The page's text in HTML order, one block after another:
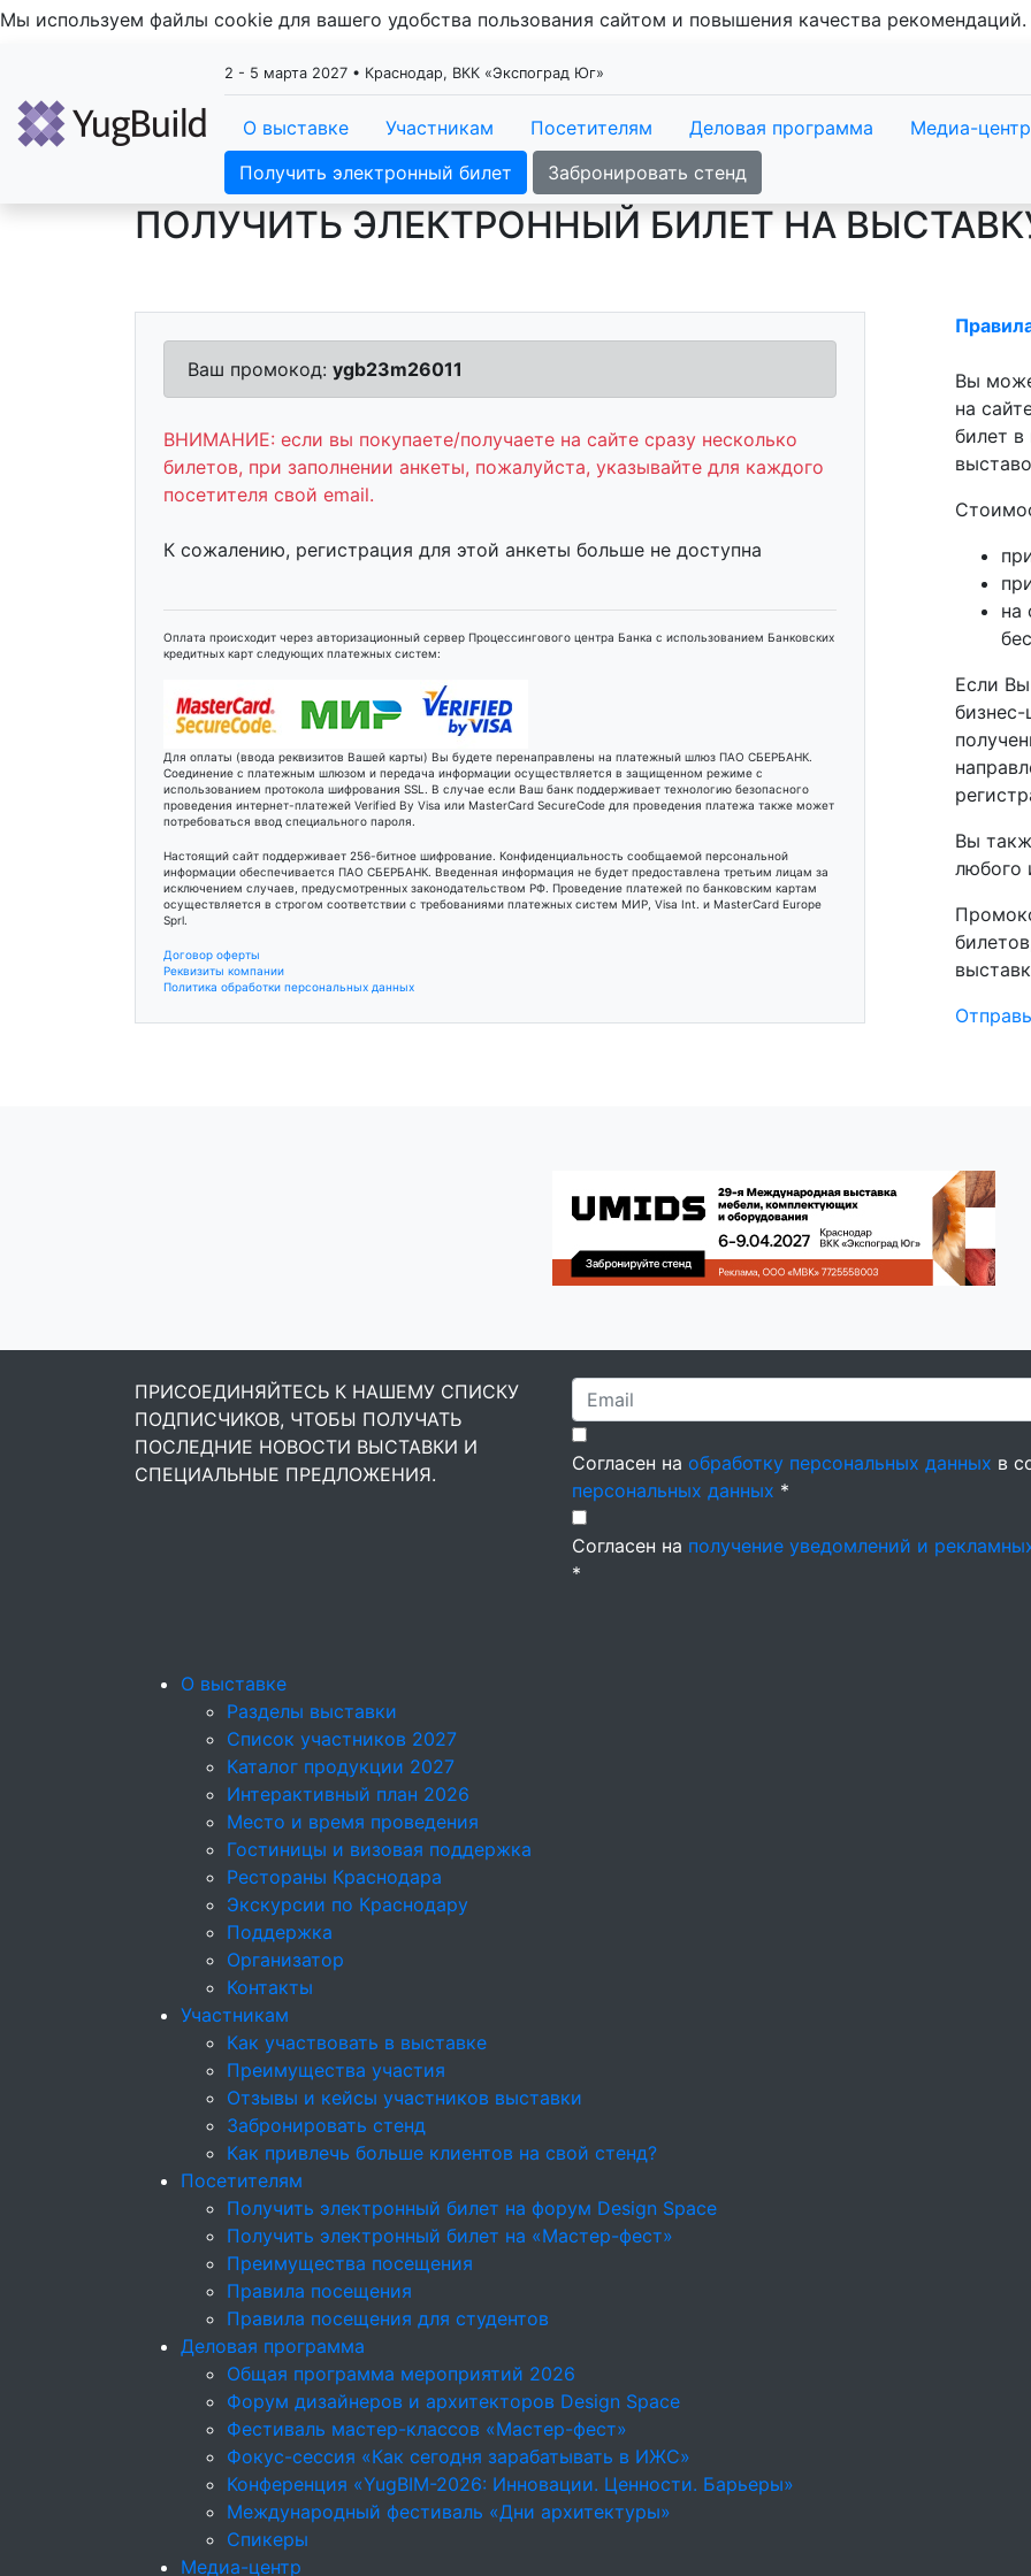
Мы используем файлы cookie для вашего удобства пользования сайтом и повышения качества рекомендаций.
2 - 5 марта 2027 • Краснодар, ВКК «Экспоград Юг»
О выставке Участникам Посетителям Деловая программа
Медиа-центр
Получить электронный билет
Забронировать стенд
ПОЛУЧИТЬ ЭЛЕКТРОННЫЙ БИЛЕТ НА
Ваш промокод: ygb23m26011
ВНИМАНИЕ: если вы покупаете/получаете на сайте сразу несколько
билетов, при заполнении анкеты, пожалуйста, указывайте для каждого
посетителя свой email.
К сожалению, регистрация для этой анкеты больше не доступна
Оплата происходит через авторизационный сервер Процессингового центра Банка с использованием Банковских
кредитных карт следующих платежных систем:
Для оплаты (ввода реквизитов Вашей карты) Вы будете перенаправлены на платежный шлюз ПАО СБЕРБАНК.
Соединение с платежным шлюзом и передача информации осуществляется в защищенном режиме с
использованием протокола шифрования SSL. В случае если Ваш банк поддерживает технологию безопасного
проведения интернет-платежей Verified By Visa или MasterCard SecureCode для проведения платежа также может
потребоваться ввод специального пароля.
Настоящий сайт поддерживает 256-битное шифрование. Конфиденциальность сообщаемой персональной
информации обеспечивается ПАО СБЕРБАНК. Введенная информация не будет предоставлена третьим лицам за
исключением случаев, предусмотренных законодательством РФ. Проведение платежей по банковским картам
осуществляется в строгом соответствии с требованиями платежных систем МИР, Visa Int. и MasterCard Europe
Sprl.
Договор оферты
Реквизиты компании
Политика обработки персональных данных
Вы
на
билет в
на
Если
Вы
любого
ПРИСОЕДИНЯЙТЕСЬ К НАШЕМУ СПИСКУ
ПОДПИСЧИКОВ, ЧТОБЫ ПОЛУЧАТЬ
ПОСЛЕДНИЕ НОВОСТИ ВЫСТАВКИ И
СПЕЦИАЛЬНЫЕ ПРЕДЛОЖЕНИЯ.
Согласен на обработку персональных данных в
персональных данных *
Согласен на получение уведомлений и
*
О выставке
Разделы выставки
Список участников 2027
Каталог продукции 2027
Интерактивный план 2026
Место и время проведения
Гостиницы и визовая поддержка
Рестораны Краснодара
Экскурсии по Краснодару
Поддержка
Организатор
Контакты
Участникам
Как участвовать в выставке
Преимущества участия
Отзывы и кейсы участников выставки
Забронировать стенд
Как привлечь больше клиентов на свой стенд?
Посетителям
Получить электронный билет на форум Design Space
Получить электронный билет на «Мастер-фест»
Преимущества посещения
Правила посещения
Правила посещения для студентов
Деловая программа
Общая программа мероприятий 2026
Форум дизайнеров и архитекторов Design Space
Фестиваль мастер-классов «Мастер-фест»
Фокус-сессия «Как сегодня зарабатывать в ИЖС»
Конференция «YugBIM-2026: Инновации. Ценности. Барьеры»
Международный фестиваль «Дни архитектуры»
Спикеры
Медиа-центр